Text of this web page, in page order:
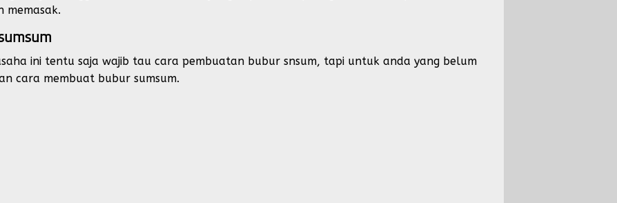
memasak.
ini tentu saja wajib tau cara pembuatan bubur snsum, tapi untuk anda yang belum
cara membuat bubur sumsum.